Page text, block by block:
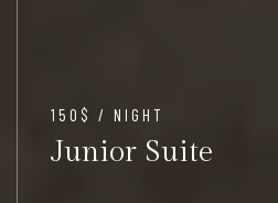
150$ / NIGHT
Junior Suite